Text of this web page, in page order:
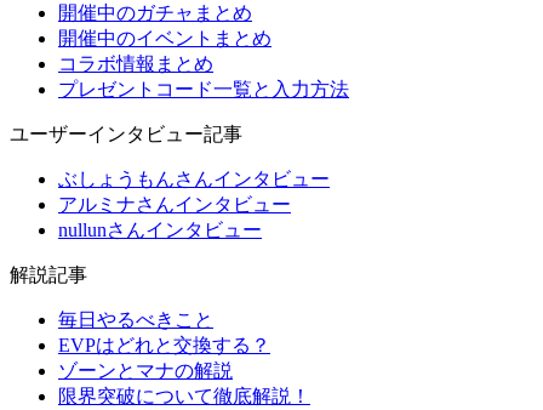
開催中のガチャまとめ
開催中のイベントまとめ
コラボ情報まとめ
プレゼントコード一覧と入力方法
ユーザーインタビュー記事
ぶしょうもんさんインタビュー
アルミナさんインタビュー
nullunさんインタビュー
解説記事
毎日やるべきこと
EVPはどれと交換する？
ゾーンとマナの解説
限界突破について徹底解説！